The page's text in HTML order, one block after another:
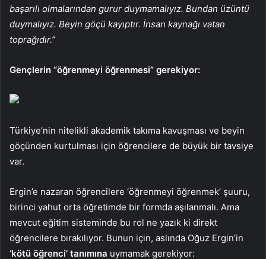
başarılı olmalarından gurur duymamalıyız. Bundan üzüntü
duymalıyız. Beyin göçü kayıptır. İnsan kaynağı vatan
toprağıdır.”
Gençlerin “öğrenmeyi öğrenmesi” gerekiyor:
Türkiye’nin nitelikli akademik takıma kavuşması ve beyin
göçünden kurtulması için öğrencilere de büyük bir tavsiye
var.
Ergin’e nazaran öğrencilere ‘öğrenmeyi öğrenmek’ şuuru,
birinci yahut orta öğretimde bir formda aşılanmalı. Ama
mevcut eğitim sisteminde bu rol ne yazık ki direkt
öğrencilere bırakılıyor. Bunun için, aslında Oğuz Ergin’in
‘kötü öğrenci’ tanımına uymamak gerekiyor: